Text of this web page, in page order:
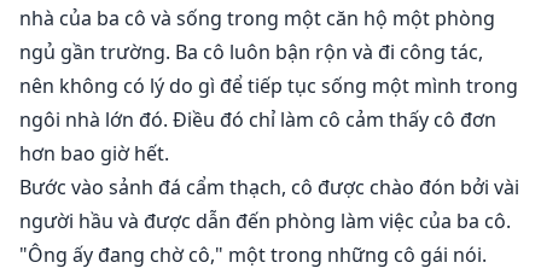
nhà của ba cô và sống trong một căn hộ một phòng
ngủ gần trường. Ba cô luôn bận rộn và đi công tác,
nên không có lý do gì để tiếp tục sống một mình trong
ngôi nhà lớn đó. Điều đó chỉ làm cô cảm thấy cô đơn
hơn bao giờ hết.
Bước vào sảnh đá cẩm thạch, cô được chào đón bởi vài
người hầu và được dẫn đến phòng làm việc của ba cô.
"Ông ấy đang chờ cô," một trong những cô gái nói.